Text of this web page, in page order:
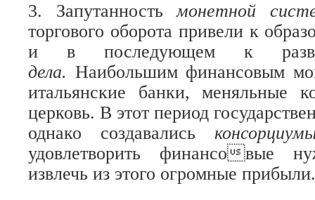
3. Запутанностьмонетной
торгового оборота привели к
и в последующем к
дела. Наибольшим финансовым
итальянские банки, меняльные
церковь. В этот период
однако создавались
удовлетворить финансовые
извлечь из этого огромные прибыли.